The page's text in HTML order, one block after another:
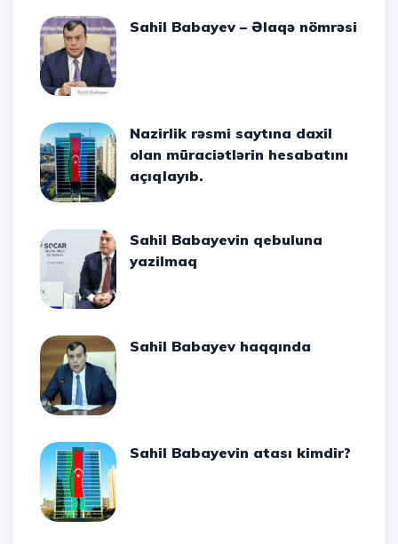
Sahil Babayev – Əlaqə nömrəsi
Nazirlik rəsmi saytına daxil
olan müraciətlərin hesabatını
açıqlayıb.
Sahil Babayevin qebuluna
yazilmaq
Sahil Babayev haqqında
Sahil Babayevin atası kimdir?